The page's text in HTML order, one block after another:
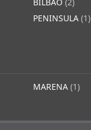
PENINSULA (1)
MARENA (1)